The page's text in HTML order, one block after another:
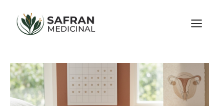
contenu